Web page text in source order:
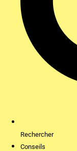
Rechercher
Conseils